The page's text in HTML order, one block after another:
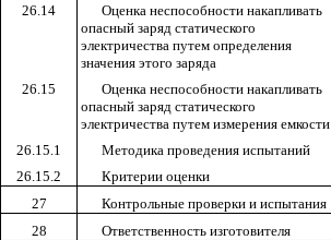
26.14
Оценка неспособности накапливать
опасный заряд статического
электричества путем определения
значения этого заряда
26.15
Оценка неспособности накапливать
опасный заряд статического
электричества путем измерения емкости
26.15.1 Методика проведения испытаний
26.15.2
Критерии оценки
27
Контрольные проверки и испытания
28
Ответственность изготовителя